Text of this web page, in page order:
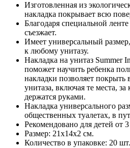
Изготовленная из
накладка покрывает всю
Благодаря специальной
съезжает.
Имеет универсальный
к любому унитазу.
Накладка на унитаз Summer
поможет научить ребенка
накладки позволяет покрыть
унитаза, включая те места,
держатся руками.
Накладка универсального
общественных туалетах, в
Рекомендовано для детей от
Размер: 21х14х2 см.
Количество в упаковке: 20 шт.